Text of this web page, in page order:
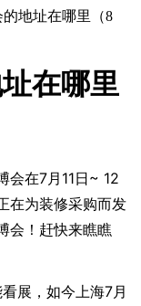
地址在哪里（8
在哪里
会在7月11日~ 12
在为装修采购而发
会！赶快来瞧瞧
展，如今上海7月